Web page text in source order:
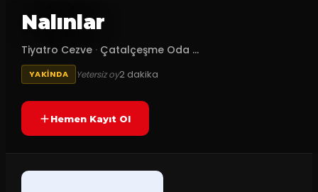
Nalınlar
Tiyatro Cezve · Çatalçeşme Oda ...
YAKINDA Yetersiz oy2 dakika
Hemen Kayıt Ol